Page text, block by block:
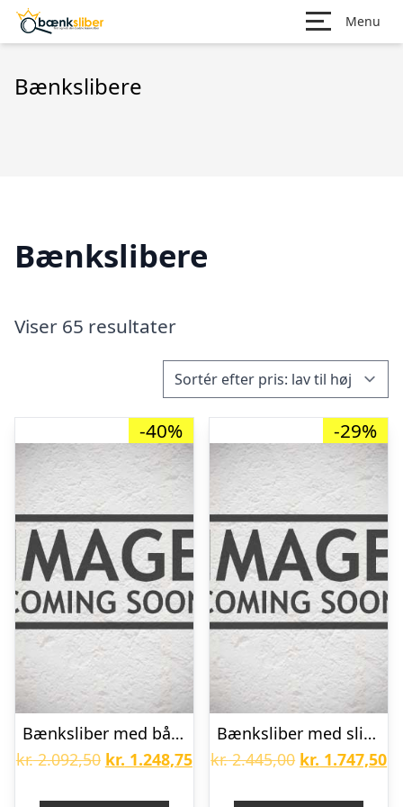
Menu
Bænkslibere
Bænkslibere
Viser 65 resultater
-40%
Bænksliber med båndarm KSA 200 – 1x230V
kr.2.092,50 Den
kr. 1.248,75Den
-29%
Bænksliber med slibeskiver DS 200 S – 1x230V
kr.2.445,00 Den
kr. 1.747,50